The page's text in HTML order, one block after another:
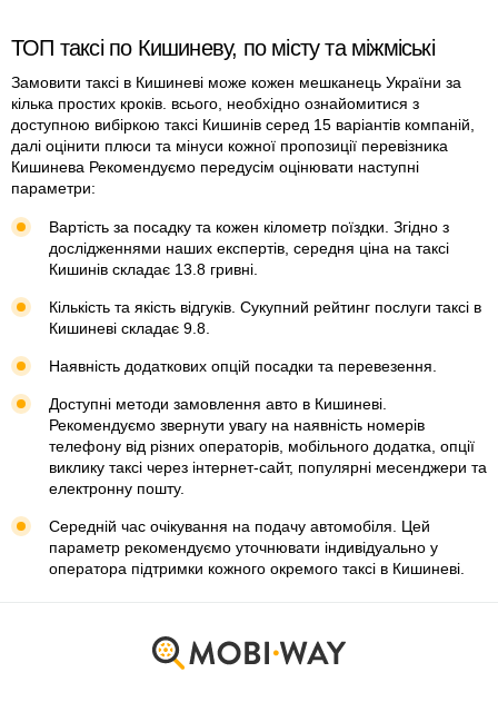
ТОП таксі по Кишиневу, по місту та міжміські
Замовити таксі в Кишиневі може кожен мешканець України за
кілька простих кроків. всього, необхідно ознайомитися з
доступною вибіркою таксі Кишинів серед 15 варіантів компаній,
далі оцінити плюси та мінуси кожної пропозиції перевізника
Кишинева Рекомендуємо передусім оцінювати наступні
параметри:
Вартість за посадку та кожен кілометр поїздки. Згідно з
дослідженнями наших експертів, середня ціна на таксі
Кишинів складає 13.8 гривні.
Кількість та якість відгуків. Сукупний рейтинг послуги таксі в
Кишиневі складає 9.8.
Наявність додаткових опцій посадки та перевезення.
Доступні методи замовлення авто в Кишиневі.
Рекомендуємо звернути увагу на наявність номерів
телефону від різних операторів, мобільного додатка, опції
виклику таксі через інтернет-сайт, популярні месенджери та
електронну пошту.
Середній час очікування на подачу автомобіля. Цей
параметр рекомендуємо уточнювати індивідуально у
оператора підтримки кожного окремого таксі в Кишиневі.